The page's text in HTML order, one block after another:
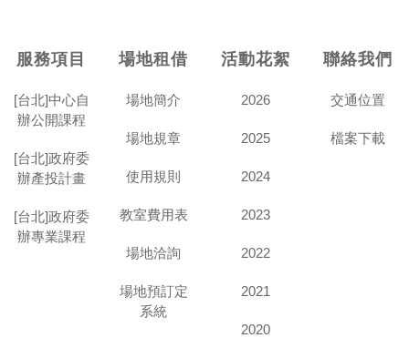
服務項目
[台北]中心自
辦公開課程
[台北]政府委
辦產投計畫
[台北]政府委
辦專業課程
場地租借
場地簡介
場地規章
使用規則
教室費用表
場地洽詢
場地預訂定
系統
活動花絮
2026
2025
2024
2023
2022
2021
2020
聯絡我們
交通位置
檔案下載